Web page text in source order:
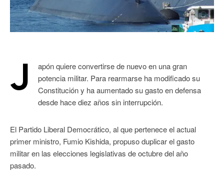
J
apón quiere convertirse de nuevo en una gran
potencia militar. Para rearmarse ha modificado su
Constitución y ha aumentado su gasto en defensa
desde hace diez años sin interrupción.
El Partido Liberal Democrático, al que pertenece el actual
primer ministro, Fumio Kishida, propuso duplicar el gasto
militar en las elecciones legislativas de octubre del año
pasado.